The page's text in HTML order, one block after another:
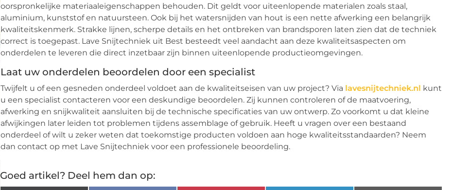
oorspronkelijke materiaaleigenschappen behouden. Dit geldt voor uiteenlopende materialen zoals staal,
aluminium, kunststof en natuursteen. Ook bij het watersnijden van hout is een nette afwerking een belangrijk
kwaliteitskenmerk. Strakke lijnen, scherpe details en het ontbreken van brandsporen laten zien dat de techniek
correct is toegepast. Lave Snijtechniek uit Best besteedt veel aandacht aan deze kwaliteitsaspecten om
onderdelen te leveren die direct inzetbaar zijn binnen uiteenlopende productieomgevingen.
Laat uw onderdelen beoordelen door een specialist
Twijfelt u of een gesneden onderdeel voldoet aan de kwaliteitseisen van uw project? Via lavesnijtechniek.nl kunt
u een specialist contacteren voor een deskundige beoordelen. Zij kunnen controleren of de maatvoering,
afwerking en snijkwaliteit aansluiten bij de technische specificaties van uw ontwerp. Zo voorkomt u dat kleine
afwijkingen later leiden tot problemen tijdens assemblage of gebruik. Heeft u vragen over een bestaand
onderdeel of wilt u zeker weten dat toekomstige producten voldoen aan hoge kwaliteitsstandaarden? Neem
dan contact op met Lave Snijtechniek voor een professionele beoordeling.
Goed artikel? Deel hem dan op: